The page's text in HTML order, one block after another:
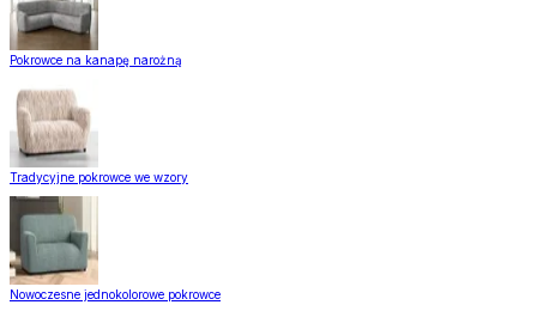
Pokrowce na kanapę narożną
Tradycyjne pokrowce we wzory
Nowoczesne jednokolorowe pokrowce